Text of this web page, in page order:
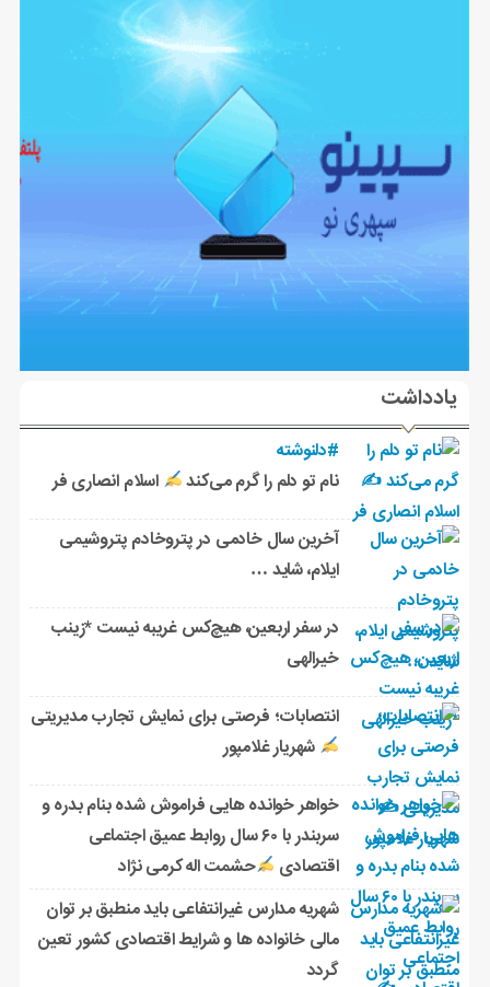
یادداشت
#دلنوشته
نام تو دلم را گرم می‌کند
اسلام انصاری فر
آخرین سال خادمی در پتروخادم پتروشیمی
ایلام، شاید …
در سفر اربعین، هیچ‌کس غریبه نیست *زینب
خیرالهی
انتصابات؛ فرصتی برای نمایش تجارب مدیریتی
شهریار غلامپور
خواهر خوانده هایی فراموش شده بنام بدره و
سربندر با ۶۰ سال روابط عمیق اجتماعی
اقتصادی
حشمت اله کرمی نژاد
شهریه مدارس غیرانتفاعی باید منطبق بر توان
مالی خانواده ها و شرایط اقتصادی کشور تعین
گردد